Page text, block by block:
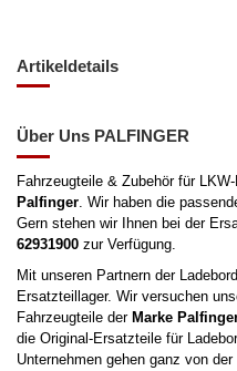
Artikeldetails
Über Uns PALFINGER
Fahrzeugteile & Zubehör für
Palfinger . Wir haben die
Gern stehen wir Ihnen bei der
62931900 zur Verfügung.
Mit unseren Partnern der
Ersatzteillager. Wir versuchen
Fahrzeugteile der Marke
die Original-Ersatzteile für
Unternehmen gehen ganz von